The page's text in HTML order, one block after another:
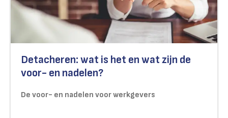
Detacheren: wat is het en wat zijn de
voor- en nadelen?
De voor- en nadelen voor werkgevers